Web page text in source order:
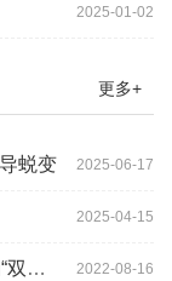
2025-01-02
更多+
2025-06-17
蜕变
2025-04-15
2022-08-16
点